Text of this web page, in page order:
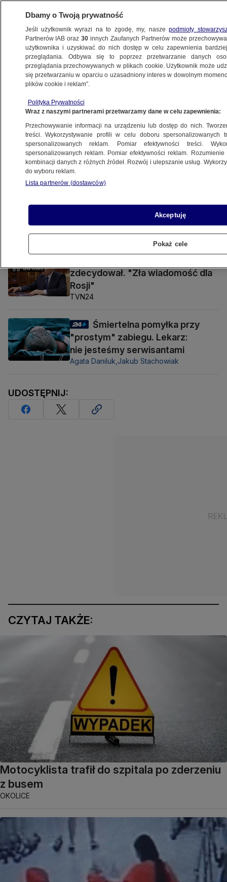
WARSZAWA
NAJNOWSZE
11.11.2010, 17:34
Udostępnij
ZOBACZ TAKŻE:
PREMIERA
TVN24
38 min
zdecydował. "Zła wiadomość dla
Rosji"
TVN24
Śmiertelna pomyłka przy
"prostym" zabiegu. Lekarz:
nie jesteśmy serwisantami
Agata Daniluk, Jakub Stachowiak
UDOSTĘPNIJ:
CZYTAJ TAKŻE:
Motocyklista trafił do szpitala po zderzeniu
z busem
OKOLICE
Dbamy o Twoją prywatność
Jeśli użytkownik wyrazi na to zgodę, my, naszepodmioty
Partnerów IAB oraz30 innych Zaufanych Partnerów może
użytkownika i uzyskiwać do nich dostęp w celu zapewnienia
przeglądania. Odbywa się to poprzez przetwarzanie danych
przeglądania przechowywanych w plikach cookie. Użytkownik może
się przetwarzaniu w oparciu o uzasadniony interes w dowolnym
plików cookie i reklam”.
Polityka Prywatności
Wraz z naszymi partnerami przetwarzamy dane w celu zapewnienia:
Przechowywanie informacji na urządzeniu lub dostęp do nich.
treści. Wykorzystywanie profili w celu doboru spersonalizowanych
spersonalizowanych reklam. Pomiar efektywności treści.
spersonalizowanych reklam. Pomiar efektywności reklam.
kombinacji danych z różnych źródeł. Rozwój i ulepszanie usług.
do wyboru reklam.
Lista partnerów (dostawców)
Akceptuję
Pokaż cele